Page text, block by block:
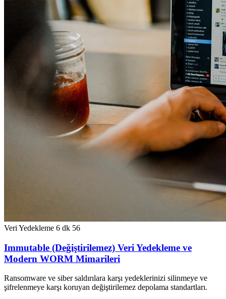
Veri Yedekleme 6 dk 56
Immutable (Değiştirilemez) Veri Yedekleme ve
Modern WORM Mimarileri
Ransomware ve siber saldırılara karşı yedeklerinizi silinmeye ve
şifrelenmeye karşı koruyan değiştirilemez depolama standartları.